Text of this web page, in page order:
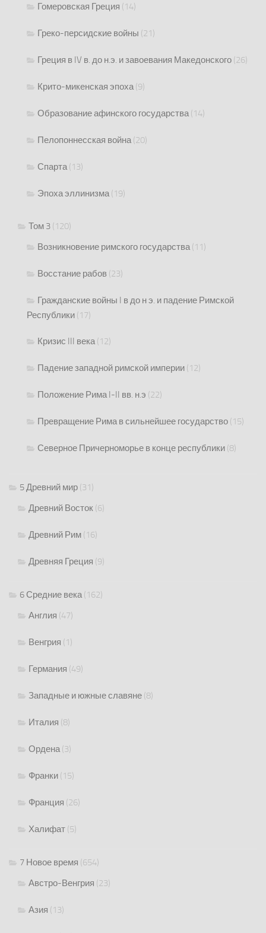
Гомеровская Греция (14)
Греко-персидские войны (21)
Греция в IV в. до н.э. и завоевания Македонского (26)
Крито-микенская эпоха (9)
Образование афинского государства (14)
Пелопоннесская война (20)
Спарта (13)
Эпоха эллинизма (19)
Том 3 (120)
Возникновение римского государства (11)
Восстание рабов (23)
Гражданские войны I в до н э. и падение Римской
Республики (17)
Кризис III века (12)
Падение западной римской империи (12)
Положение Рима I-II вв. н.э (22)
Превращение Рима в сильнейшее государство (15)
Северное Причерноморье в конце республики (8)
5 Древний мир (31)
Древний Восток (6)
Древний Рим (16)
Древняя Греция (9)
6 Средние века (162)
Англия (47)
Венгрия (1)
Германия (49)
Западные и южные славяне (8)
Италия (8)
Ордена (3)
Франки (15)
Франция (26)
Халифат (5)
7 Новое время (654)
Австро-Венгрия (23)
Азия (13)